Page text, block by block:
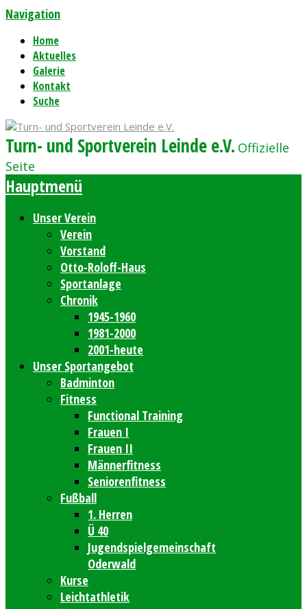
Navigation
Home
Aktuelles
Galerie
Kontakt
Suche
Turn- und Sportverein Leinde e.V. Offizielle
Seite
Hauptmenü
Unser Verein
Verein
Vorstand
Otto-Roloff-Haus
Sportanlage
Chronik
1945-1960
1981-2000
2001-heute
Unser Sportangebot
Badminton
Fitness
Functional Training
Frauen I
Frauen II
Männerfitness
Seniorenfitness
Fußball
1. Herren
Ü 40
Jugendspielgemeinschaft
Oderwald
Kurse
Leichtathletik